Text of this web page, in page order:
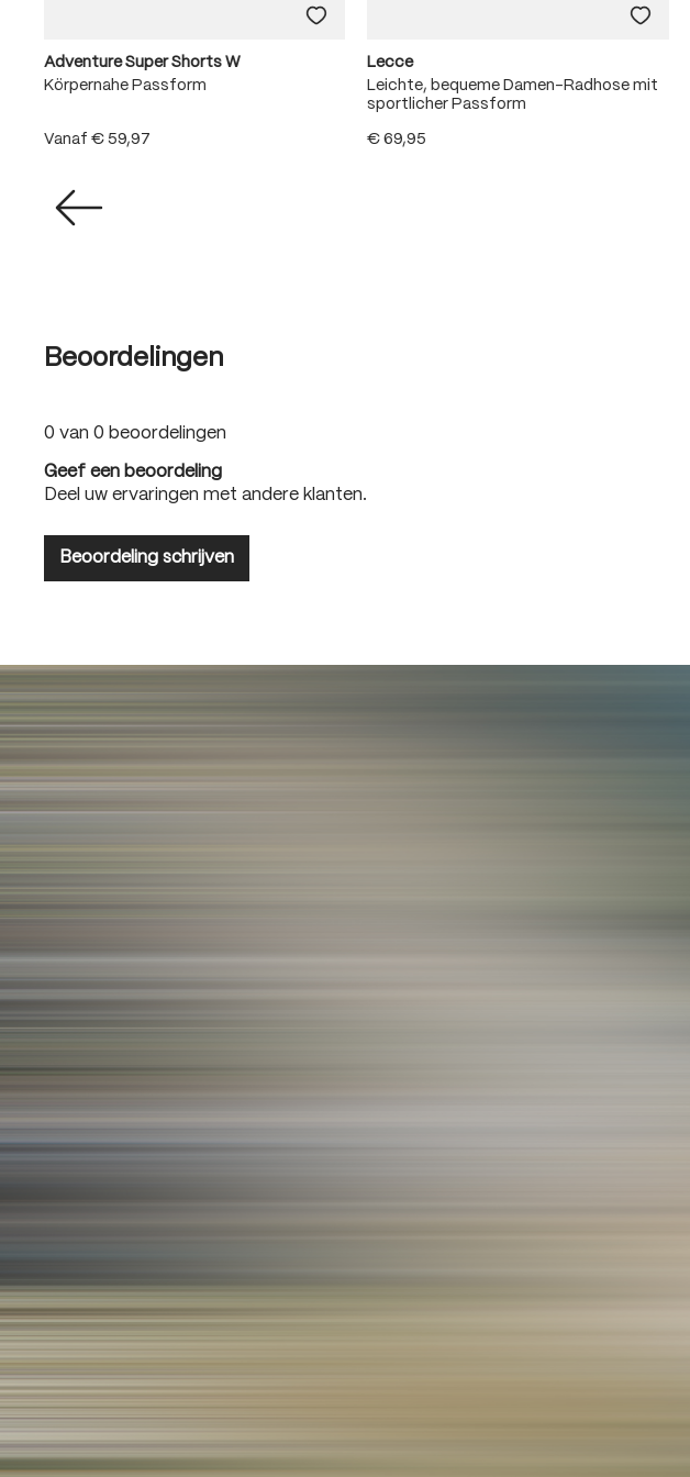
Adventure Super Shorts W
Körpernahe Passform
Vanaf € 59,97
Lecce
Leichte, bequeme Damen-Radhose mit
sportlicher Passform
€ 69,95
Beoordelingen
0 van 0 beoordelingen
Geef een beoordeling
Deel uw ervaringen met andere klanten.
Beoordeling schrijven